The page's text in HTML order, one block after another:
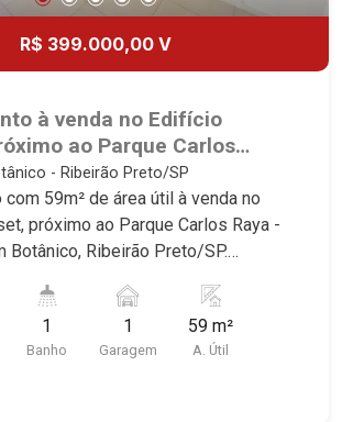
R$ 399.000,00 V
à venda no Edifício
ao Parque Carlos
Preto/SP.
- Ribeirão Preto/SP
59m² de área útil à venda no
próximo ao Parque Carlos Raya -
Botânico, Ribeirão Preto/SP.
selecionou para você: -
útil - 1 suíte com armário - Sala 2
Cozinha e área de serviço
1
Banho
1
Garagem
59 m²
A. Útil